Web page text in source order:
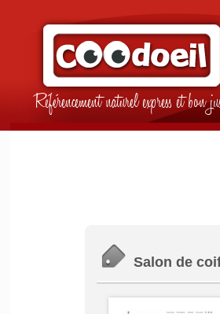
Référencement naturel express et
Salon de